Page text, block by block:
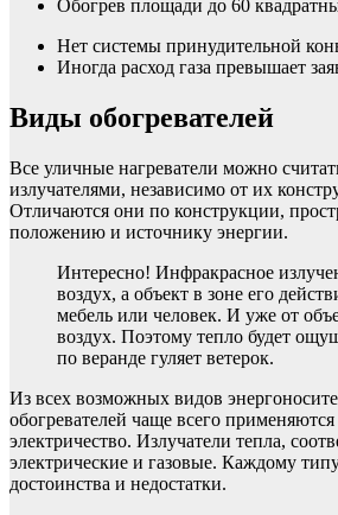
Обогрев площади до 60
Нет системы принудительной
Иногда расход газа превышает
Виды обогревателей
Все уличные нагреватели можно
излучателями, независимо от их
Отличаются они по конструкции,
положению и источнику энергии.
Интересно! Инфракрасное
воздух, а объект в зоне его
мебель или человек. И уже от
воздух. Поэтому тепло будет
по веранде гуляет ветерок.
Из всех возможных видов
обогревателей чаще всего применяются
электричество. Излучатели тепла,
электрические и газовые. Каждому
достоинства и недостатки.